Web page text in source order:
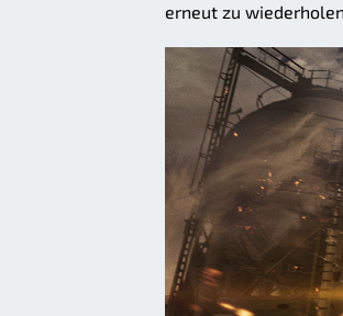
erneut zu